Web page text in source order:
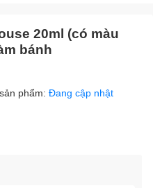
20ml (có màu
bánh
phẩm: Đang cập nhật